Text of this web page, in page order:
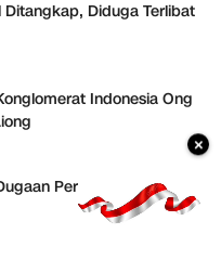
Ditangkap, Diduga Terlibat
Indonesia Ong
Perakitan HP
×